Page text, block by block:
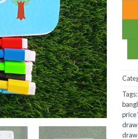
Tags:
price
draw
draw